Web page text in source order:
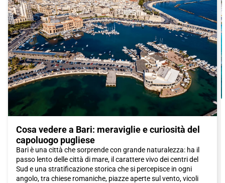
Cosa vedere a Bari: meraviglie e curiosità del
capoluogo pugliese
Bari è una città che sorprende con grande naturalezza: ha il
passo lento delle città di mare, il carattere vivo dei centri del
Sud e una stratificazione storica che si percepisce in ogni
angolo, tra chiese romaniche, piazze aperte sul vento, vicoli